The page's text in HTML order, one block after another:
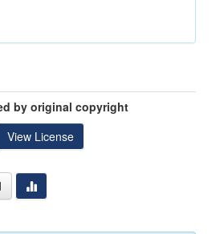
by original copyright
View License